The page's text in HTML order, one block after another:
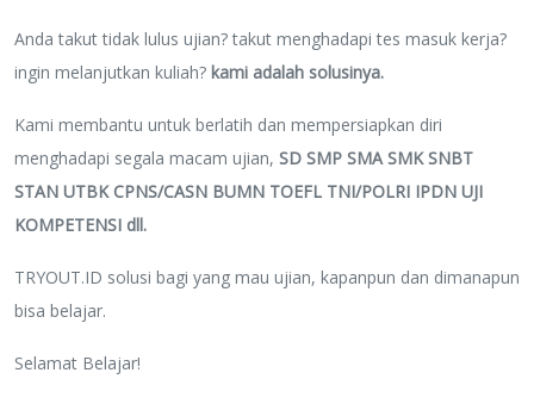
Anda takut tidak lulus ujian? takut menghadapi tes masuk kerja?
ingin melanjutkan kuliah? kami adalah solusinya.
Kami membantu untuk berlatih dan mempersiapkan diri
menghadapi segala macam ujian, SD SMP SMA SMK SNBT
STAN UTBK CPNS/CASN BUMN TOEFL TNI/POLRI IPDN UJI
KOMPETENSI dll.
TRYOUT.ID solusi bagi yang mau ujian, kapanpun dan dimanapun
bisa belajar.
Selamat Belajar!